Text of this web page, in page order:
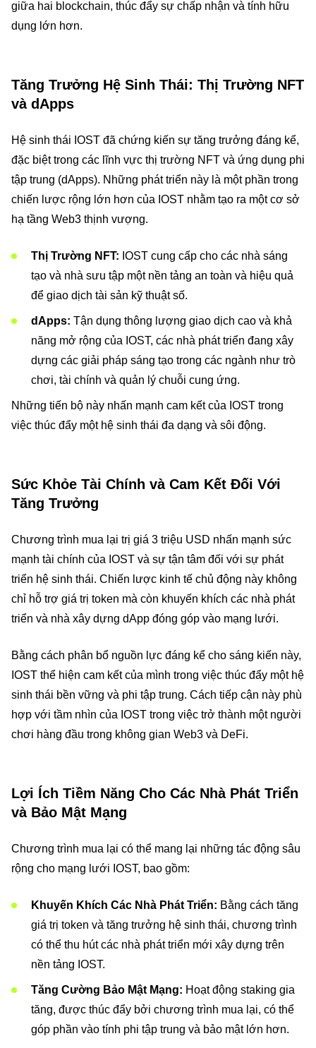
giữa hai blockchain, thúc đẩy sự chấp nhận và tính hữu
dụng lớn hơn.
Tăng Trưởng Hệ Sinh Thái: Thị Trường NFT
và dApps
Hệ sinh thái IOST đã chứng kiến sự tăng trưởng đáng kể,
đặc biệt trong các lĩnh vực thị trường NFT và ứng dụng phi
tập trung (dApps). Những phát triển này là một phần trong
chiến lược rộng lớn hơn của IOST nhằm tạo ra một cơ sở
hạ tầng Web3 thịnh vượng.
Thị Trường NFT: IOST cung cấp cho các nhà sáng
tạo và nhà sưu tập một nền tảng an toàn và hiệu quả
để giao dịch tài sản kỹ thuật số.
dApps: Tận dụng thông lượng giao dịch cao và khả
năng mở rộng của IOST, các nhà phát triển đang xây
dựng các giải pháp sáng tạo trong các ngành như trò
chơi, tài chính và quản lý chuỗi cung ứng.
Những tiến bộ này nhấn mạnh cam kết của IOST trong
việc thúc đẩy một hệ sinh thái đa dạng và sôi động.
Sức Khỏe Tài Chính và Cam Kết Đối Với
Tăng Trưởng
Chương trình mua lại trị giá 3 triệu USD nhấn mạnh sức
mạnh tài chính của IOST và sự tận tâm đối với sự phát
triển hệ sinh thái. Chiến lược kinh tế chủ động này không
chỉ hỗ trợ giá trị token mà còn khuyến khích các nhà phát
triển và nhà xây dựng dApp đóng góp vào mạng lưới.
Bằng cách phân bổ nguồn lực đáng kể cho sáng kiến này,
IOST thể hiện cam kết của mình trong việc thúc đẩy một hệ
sinh thái bền vững và phi tập trung. Cách tiếp cận này phù
hợp với tầm nhìn của IOST trong việc trở thành một người
chơi hàng đầu trong không gian Web3 và DeFi.
Lợi Ích Tiềm Năng Cho Các Nhà Phát Triển
và Bảo Mật Mạng
Chương trình mua lại có thể mang lại những tác động sâu
rộng cho mạng lưới IOST, bao gồm:
Khuyến Khích Các Nhà Phát Triển: Bằng cách tăng
giá trị token và tăng trưởng hệ sinh thái, chương trình
có thể thu hút các nhà phát triển mới xây dựng trên
nền tảng IOST.
Tăng Cường Bảo Mật Mạng: Hoạt động staking gia
tăng, được thúc đẩy bởi chương trình mua lại, có thể
góp phần vào tính phi tập trung và bảo mật lớn hơn.